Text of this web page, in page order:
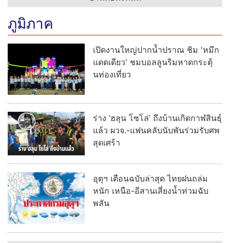
ภูมิภาค
เปิดงานใหญ่ปากน้ำปราณ ชิม 'หมึก
แดดเดียว' ชมบอลลูนริมหาดกระตุ้
นท่องเที่ยว
ร่าง ‘ฮลุน โซโล่’ ถึงบ้านเกิดกาฬสินธุ์
แล้ว ผวจ.-แฟนคลับนับพันร่วมรับศพ
สุดเศร้า
อุตุฯ เตือนฉบับล่าสุด ไทยฝนถล่ม
หนัก เหนือ-อีสานเสี่ยงน้ำท่วมฉับ
พลัน